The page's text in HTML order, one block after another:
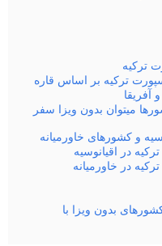
ترکیه
ترکیه بر اساس قاره
آفریقا
میتوان بدون ویزا سفر
و کشورهای خاورمیانه
در اقیانوسیه
در خاورمیانه
بدون ویزا با